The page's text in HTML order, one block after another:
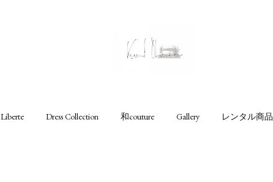
Liberte Dress Collection 和couture Gallery レンタル商品